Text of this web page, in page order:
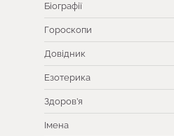
Біографії
Гороскопи
Довідник
Езотерика
Здоров’я
Імена